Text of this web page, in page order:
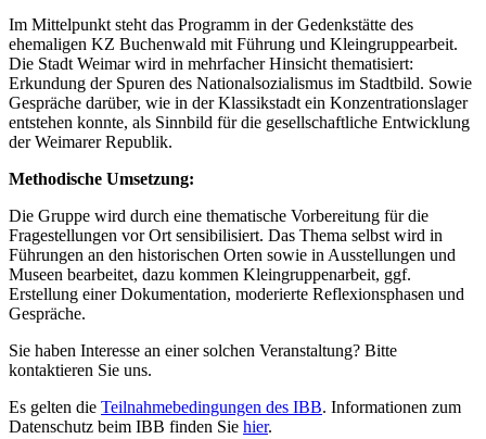
Im Mittelpunkt steht das Programm in der Gedenkstätte des
ehemaligen KZ Buchenwald mit Führung und Kleingruppearbeit.
Die Stadt Weimar wird in mehrfacher Hinsicht thematisiert:
Erkundung der Spuren des Nationalsozialismus im Stadtbild. Sowie
Gespräche darüber, wie in der Klassikstadt ein Konzentrationslager
entstehen konnte, als Sinnbild für die gesellschaftliche Entwicklung
der Weimarer Republik.
Methodische Umsetzung:
Die Gruppe wird durch eine thematische Vorbereitung für die
Fragestellungen vor Ort sensibilisiert. Das Thema selbst wird in
Führungen an den historischen Orten sowie in Ausstellungen und
Museen bearbeitet, dazu kommen Kleingruppenarbeit, ggf.
Erstellung einer Dokumentation, moderierte Reflexionsphasen und
Gespräche.
Sie haben Interesse an einer solchen Veranstaltung? Bitte
kontaktieren Sie uns.
Es gelten die Teilnahmebedingungen des IBB. Informationen zum
Datenschutz beim IBB finden Sie hier.